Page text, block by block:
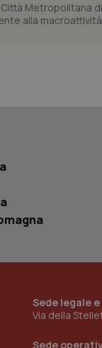
Città Metropolitana
alla
Sede legale
Via della
Sede